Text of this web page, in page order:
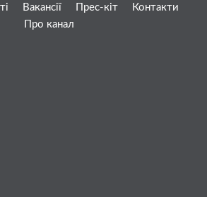
Вакансії Прес-кіт
Контакти
Про канал